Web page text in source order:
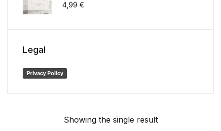
Showing the single result
4,99 €
Legal
Privacy Policy